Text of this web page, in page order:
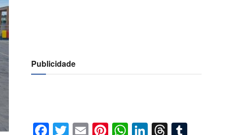
Publicidade
Facebook
Twitter
EmailPinterest
WhatsApp
LinkedIn
Threads